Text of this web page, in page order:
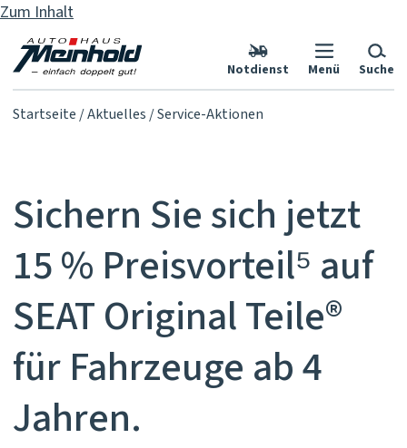
Zum Inhalt
Notdienst Menü Suche
Startseite Aktuelles Service-Aktionen
Sichern Sie sich jetzt
15 % Preisvorteil⁵ auf
SEAT Original Teile®
für Fahrzeuge ab 4
Jahren.